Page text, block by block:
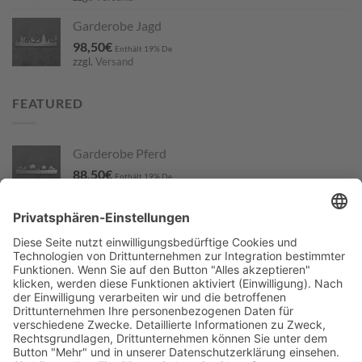
Garderobe Jagd
98,50€ Enthält 19% De
zzgl. Versand
FEATURED
Garderobe Pferd
88,50€ Enthält 19% De
Löwin
19,50 € Enthält 19% De
zzgl.Versand
Jagdbild
209,10€
zzgl.Versand
Blumenstecker Jägerin